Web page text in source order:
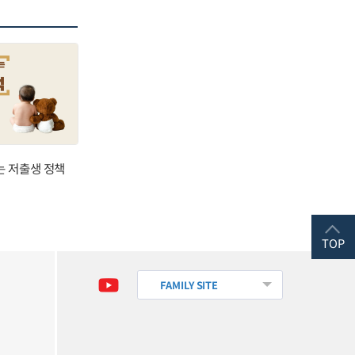
저출생 정책
FAMILY SITE
TOP